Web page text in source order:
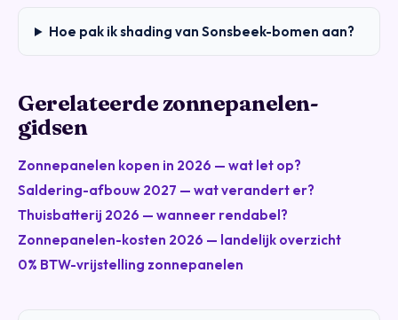
Hoe pak ik shading van Sonsbeek-bomen aan?
Gerelateerde zonnepanelen-
gidsen
Zonnepanelen kopen in 2026 — wat let op?
Saldering-afbouw 2027 — wat verandert er?
Thuisbatterij 2026 — wanneer rendabel?
Zonnepanelen-kosten 2026 — landelijk overzicht
0% BTW-vrijstelling zonnepanelen